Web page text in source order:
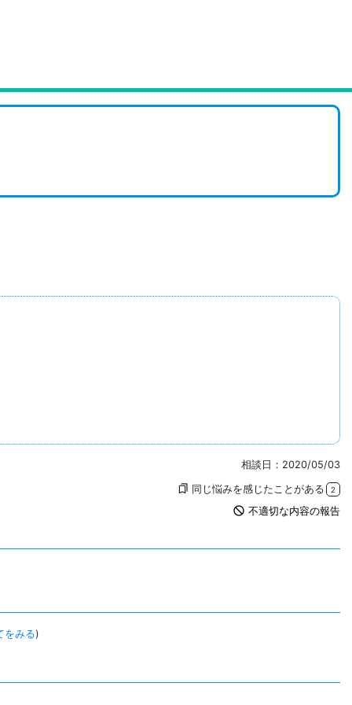
相談日：2020/05/03
bookmarks 同じ悩みを感じたことがある 2
not_interested 不適切な内容の報告
をみる)